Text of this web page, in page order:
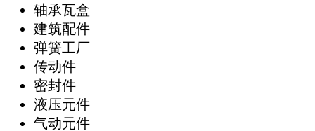
轴承瓦盒
建筑配件
弹簧工厂
传动件
密封件
液压元件
气动元件